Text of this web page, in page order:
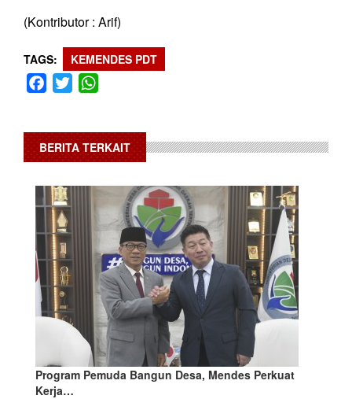
(Kontributor : Arif)
TAGS KEMENDES PDT
Facebook
Twitter
BERITA TERKAIT
Program Pemuda Bangun Desa, Mendes Perkuat
Kerja…